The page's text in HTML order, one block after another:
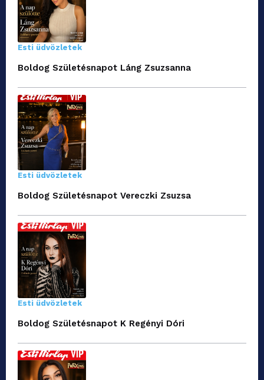
Esti üdvözletek
Boldog Születésnapot Láng Zsuzsanna
Esti üdvözletek
Boldog Születésnapot Vereczki Zsuzsa
Esti üdvözletek
Boldog Születésnapot K Regényi Dóri